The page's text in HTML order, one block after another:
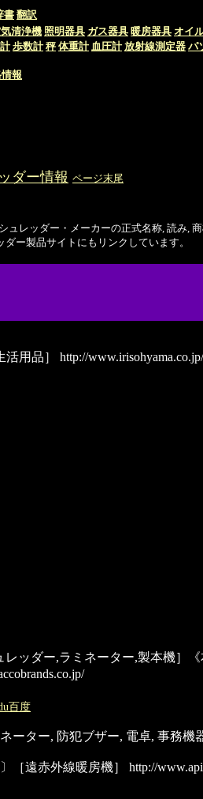
書 翻訳
清浄機 照明器具 ガス器具 暖房器具 オイ
歩数計 秤 体重計 血圧計 放射線測定器 パ
報
ダー情報 ページ末尾
レッダー・メーカーの正式名称, 読み,
ー製品サイトにもリンクしています。
用品］ http://www.irisohyama.co.jp/
ッダー,ラミネーター,製本機］
百度
ーター, 防犯ブザー, 電卓, 事務機
［遠赤外線暖房機］ http://